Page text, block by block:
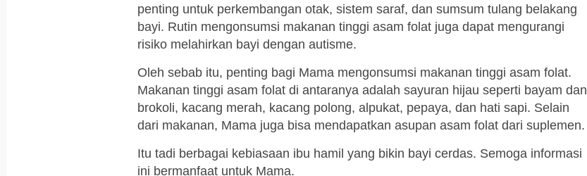
penting untuk perkembangan otak, sistem saraf, dan sumsum tulang belakang
bayi. Rutin mengonsumsi makanan tinggi asam folat juga dapat mengurangi
risiko melahirkan bayi dengan autisme.
Oleh sebab itu, penting bagi Mama mengonsumsi makanan tinggi asam folat.
Makanan tinggi asam folat di antaranya adalah sayuran hijau seperti bayam dan
brokoli, kacang merah, kacang polong, alpukat, pepaya, dan hati sapi. Selain
dari makanan, Mama juga bisa mendapatkan asupan asam folat dari suplemen.
Itu tadi berbagai kebiasaan ibu hamil yang bikin bayi cerdas. Semoga informasi
ini bermanfaat untuk Mama.